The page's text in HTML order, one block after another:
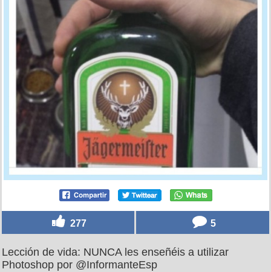
277 5
Lección de vida: NUNCA les enseñéis a utilizar
Photoshop por @InformanteEsp